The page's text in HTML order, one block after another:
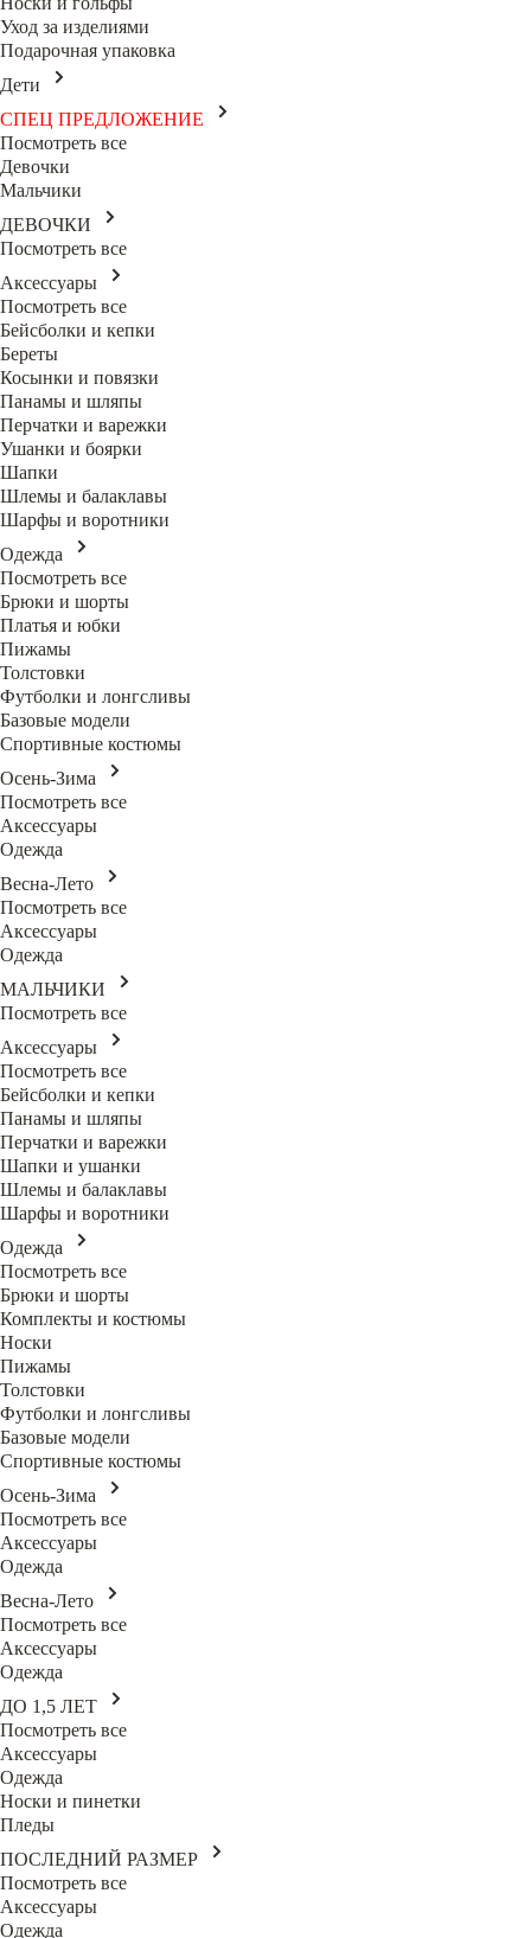
Уход за изделиями
Подарочная упаковка
Дети
СПЕЦ ПРЕДЛОЖЕНИЕ
Посмотреть все
Девочки
Мальчики
ДЕВОЧКИ
Посмотреть все
Аксессуары
Посмотреть все
Бейсболки и кепки
Береты
Косынки и повязки
Панамы и шляпы
Перчатки и варежки
Ушанки и боярки
Шапки
Шлемы и балаклавы
Шарфы и воротники
Одежда
Посмотреть все
Брюки и шорты
Платья и юбки
Пижамы
Толстовки
Футболки и лонгсливы
Базовые модели
Спортивные костюмы
Осень-Зима
Посмотреть все
Аксессуары
Одежда
Весна-Лето
Посмотреть все
Аксессуары
Одежда
МАЛЬЧИКИ
Посмотреть все
Аксессуары
Посмотреть все
Бейсболки и кепки
Панамы и шляпы
Перчатки и варежки
Шапки и ушанки
Шлемы и балаклавы
Шарфы и воротники
Одежда
Посмотреть все
Брюки и шорты
Комплекты и костюмы
Носки
Пижамы
Толстовки
Футболки и лонгсливы
Базовые модели
Спортивные костюмы
Осень-Зима
Посмотреть все
Аксессуары
Одежда
Весна-Лето
Посмотреть все
Аксессуары
Одежда
ДО 1,5 ЛЕТ
Посмотреть все
Аксессуары
Одежда
Носки и пинетки
Пледы
ПОСЛЕДНИЙ РАЗМЕР
Посмотреть все
Аксессуары
Одежда